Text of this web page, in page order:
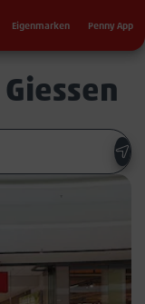
Eigenmarken Penny App